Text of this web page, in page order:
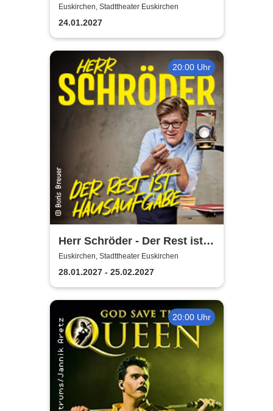
Milster - Jubiläumstournee
2027
Euskirchen, Stadttheater Euskirchen
24.01.2027
20:00 Uhr
Herr Schröder - Der Rest ist
Hausaufgabe
Euskirchen, Stadttheater Euskirchen
28.01.2027 - 25.02.2027
20:00 Uhr